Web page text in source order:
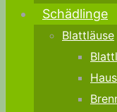
Schädlinge
Blattläuse